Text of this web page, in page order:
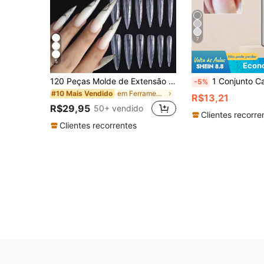
5
120 Peças Molde de Extensão de Unha Longa e Pontuda, Molde de Extensão de Unha Transparente de Cobertura Total de Duas Pontas com Régua, Ferramentas de Arte de Unhas de Salão
#10 Mais Vendido em Ferramentas de extensão de unhas mais vendidas
R$29,95 50+ vendido
Clientes recorrentes
7
-5% 1 Conjunto Cabeça de Moagem de Unhas, Broca de Unhas, Escova de Limpeza de Unhas,
R$13,21
Clientes